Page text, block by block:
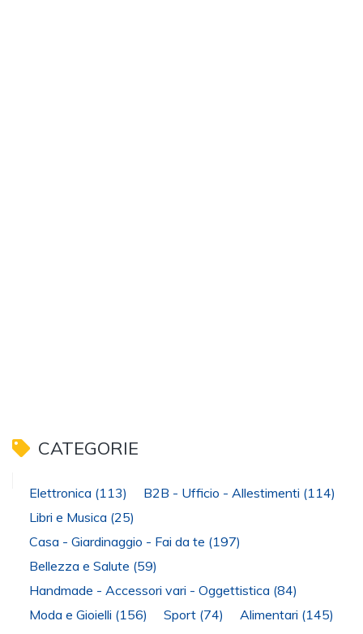
CATEGORIE
Elettronica (113) B2B - Ufficio - Allestimenti (114)
Libri e Musica (25)
Casa - Giardinaggio - Fai da te (197)
Bellezza e Salute (59)
Handmade - Accessori vari - Oggettistica (84)
Moda e Gioielli (156) Sport (74) Alimentari (145)